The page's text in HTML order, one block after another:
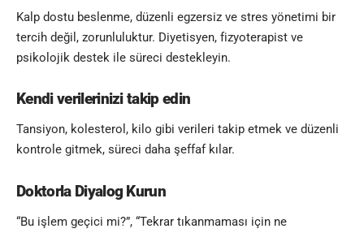
Kalp dostu beslenme, düzenli egzersiz ve stres yönetimi bir
tercih değil, zorunluluktur. Diyetisyen, fizyoterapist ve
psikolojik destek ile süreci destekleyin.
Kendi verilerinizi takip edin
Tansiyon, kolesterol, kilo gibi verileri takip etmek ve düzenli
kontrole gitmek, süreci daha şeffaf kılar.
Doktorla Diyalog Kurun
“Bu işlem geçici mi?”, “Tekrar tıkanmaması için ne